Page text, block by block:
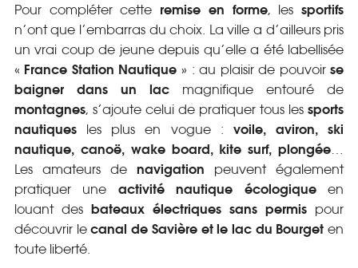
Pour compléter cette remise en forme, lessportifs
n’ont que l’embarras du choix. La ville a d’ailleurs pris
un vrai coup de jeune depuis qu’elle a été labellisée
« France Station Nautique » : au plaisir de pouvoirse
baigner dans un lac magnifique entouré de
montagnes, s’ajoute celui de pratiquer tous lessports
nautiquesles plus en vogue : voile, aviron, ski
nautique, canoë, wake board, kite surf, plongée
Les amateurs denavigation peuvent également
pratiquer une activité nautique écologiqueen
louant des bateaux électriques sans permis pour
découvrir lecanal de Savière et le lac du Bourget en
toute liberté.